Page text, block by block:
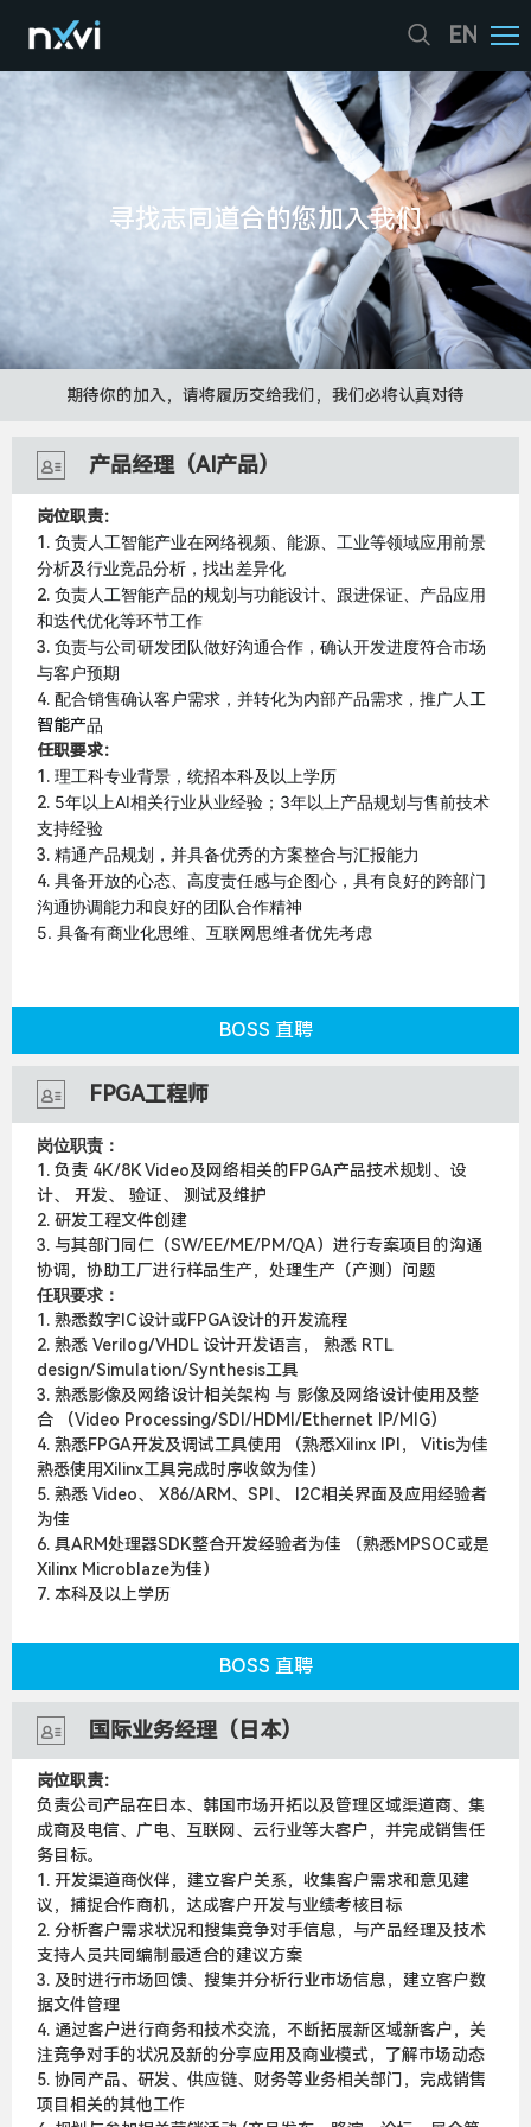
EN
寻找志同道合的您加入我们
期待你的加入，请将履历交给我们，我们必将认真对待
产品经理（AI产品）
岗位职责：
1.负责人工智能产业在网络视频、能源、工业等领域应用前景
分析及行业竞品分析，找出差异化
2.负责人工智能产品的规划与功能设计、跟进保证、产品应用
和迭代优化等环节工作
3.负责与公司研发团队做好沟通合作，确认开发进度符合市场
与客户预期
4.配合销售确认客户需求，并转化为内部产品需求，推广人 工
智能产品
任职要求：
1.理工科专业背景，统招本科及以上学历
2. 5年以上AI相关行业从业经验；3年以上产品规划与售前技术
支持经验
3.精通产品规划，并具备优秀的方案整合与汇报能力
4.具备开放的心态、高度责任感与企图心，具有良好的跨部门
沟通协调能力和良好的团队合作精神
5. 具备有商业化思维、互联网思维者优先考虑
BOSS 直聘
FPGA工程师
岗位职责：
1. 负责 4K/8K Video及网络相关的FPGA产品技术规划、设
计、 开发、 验证、 测试及维护
2. 研发工程文件创建
3. 与其部门同仁（SW/EE/ME/PM/QA）进行专案项目的沟通
协调，协助工厂进行样品生产，处理生产（产测）问题
任职要求：
1. 熟悉数字IC设计或FPGA设计的开发流程
2. 熟悉 Verilog/VHDL 设计开发语言， 熟悉 RTL
design/Simulation/Synthesis工具
3. 熟悉影像及网络设计相关架构 与 影像及网络设计使用及整
合 （Video Processing/SDI/HDMI/Ethernet IP/MIG）
4. 熟悉FPGA开发及调试工具使用 （熟悉Xilinx IPI， Vitis为佳
熟悉使用Xilinx工具完成时序收敛为佳）
5. 熟悉 Video、 X86/ARM、SPI、 I2C相关界面及应用经验者
为佳
6. 具ARM处理器SDK整合开发经验者为佳 （熟悉MPSOC或是
Xilinx Microblaze为佳）
7. 本科及以上学历
BOSS 直聘
国际业务经理（日本）
岗位职责：
负责公司产品在日本、韩国市场开拓以及管理区域渠道商、集
成商及电信、广电、互联网、云行业等大客户，并完成销售任
务目标。
1. 开发渠道商伙伴，建立客户关系，收集客户需求和意见建
议，捕捉合作商机，达成客户开发与业绩考核目标
2. 分析客户需求状况和搜集竞争对手信息，与产品经理及技术
支持人员共同编制最适合的建议方案
3. 及时进行市场回馈、搜集并分析行业市场信息，建立客户数
据文件管理
4. 通过客户进行商务和技术交流，不断拓展新区域新客户，关
注竞争对手的状况及新的分享应用及商业模式，了解市场动态
5. 协同产品、研发、供应链、财务等业务相关部门，完成销售
项目相关的其他工作